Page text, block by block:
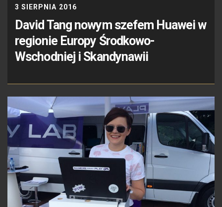
3 SIERPNIA 2016
David Tang nowym szefem Huawei w
regionie Europy Środkowo-
Wschodniej i Skandynawii